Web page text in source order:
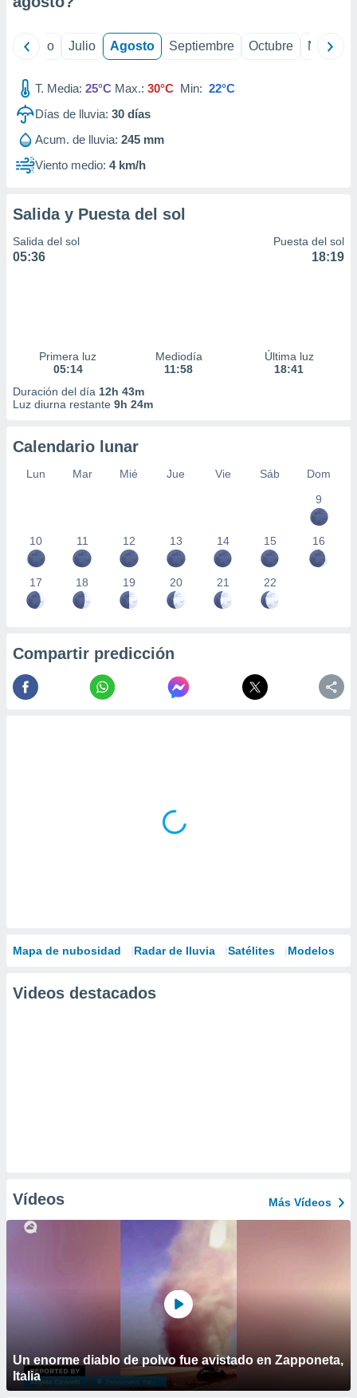
mediante
publicidad
publicidad
1199
Junio Julio Agosto Septiembre Octubre
T. Media: 25°C Max.: 30°C Min: 22°C
Días de lluvia: 30 días
Acum. de lluvia: 245 mm
Viento medio: 4 km/h
Salida y Puesta del sol
Salida del sol
05:36
Puesta del sol
18:19
Primera luz
05:14
Mediodía
11:58
Última luz
18:41
Duración del día 12h 43m
Luz diurna restante 9h 24m
Calendario lunar
Lun Mar Mié Jue Vie Sáb
Dom
9
10 11 12 13 14 15 16
17 18 19 20 21 22
Compartir predicción
Mapa de nubosidad Radar de lluvia Satélites Modelos
Videos destacados
Vídeos Más Vídeos
Un enorme diablo de polvo fue avistado en Zapponeta,
Italia